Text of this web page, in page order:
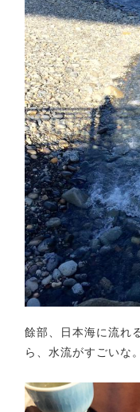
餘部、日本海に流れ
ら、水流がすごいな。